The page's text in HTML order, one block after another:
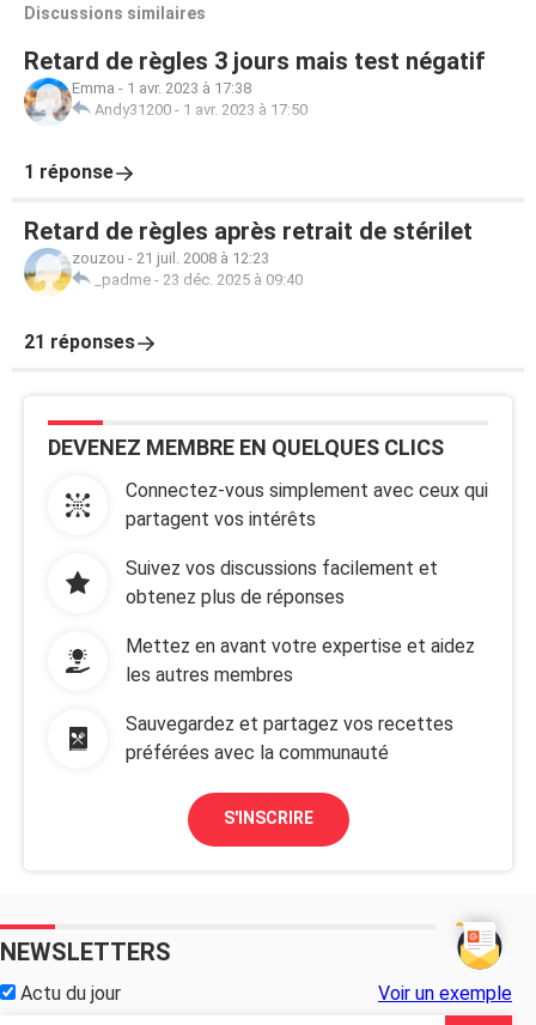
Discussions similaires
Retard de règles 3 jours mais test négatif
Emma - 1 avr. 2023 à 17:38
Andy31200 - 1 avr. 2023 à 17:50
1 réponse
Retard de règles après retrait de stérilet
zouzou - 21 juil. 2008 à 12:23
_padme - 23 déc. 2025 à 09:40
21 réponses
DEVENEZ MEMBRE EN QUELQUES CLICS
Connectez-vous simplement avec ceux qui
partagent vos intérêts
Suivez vos discussions facilement et
obtenez plus de réponses
Mettez en avant votre expertise et aidez
les autres membres
Sauvegardez et partagez vos recettes
préférées avec la communauté
S'INSCRIRE
NEWSLETTERS
Actu du jour Voir un exemple